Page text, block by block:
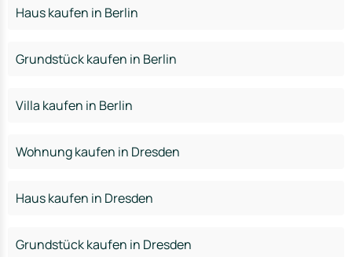
Haus kaufen in Berlin
Grundstück kaufen in Berlin
Villa kaufen in Berlin
Wohnung kaufen in Dresden
Haus kaufen in Dresden
Grundstück kaufen in Dresden